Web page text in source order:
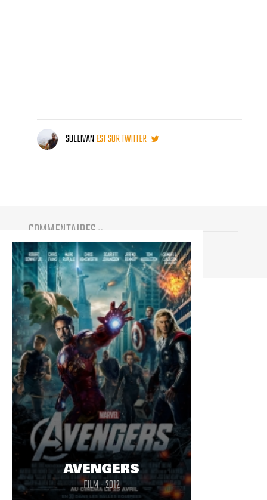
SULLIVANEST SUR TWITTER
COMMENTAIRES (0)
Vous devez être connecté pour participer
AVENGERS
FILM - 2012